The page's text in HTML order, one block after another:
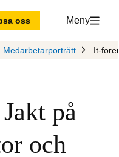
oss Meny
Medarbetarporträtt It-
på
och